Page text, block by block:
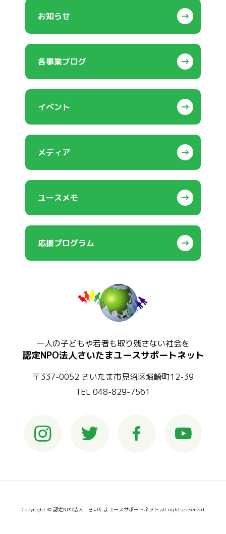
お知らせ
各事業ブログ
イベント
メディア
ユースメモ
応援プログラム
一人の子どもや若者も取り残さない社会を
認定NPO法人さいたまユースサポートネット
〒337-0052 さいたま市見沼区堀崎町12-39
TEL 048-829-7561
Copyright © 認定NPO法人 さいたまユースサポートネット all rights reserved